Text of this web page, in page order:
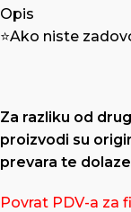
Opis
⭐️Ako niste
Za razliku od
proizvodi su
prevara te
Povrat PDV-a za